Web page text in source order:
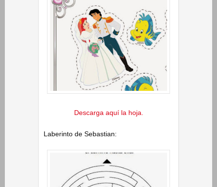
Descarga aquí la hoja.
Laberinto de Sebastian: